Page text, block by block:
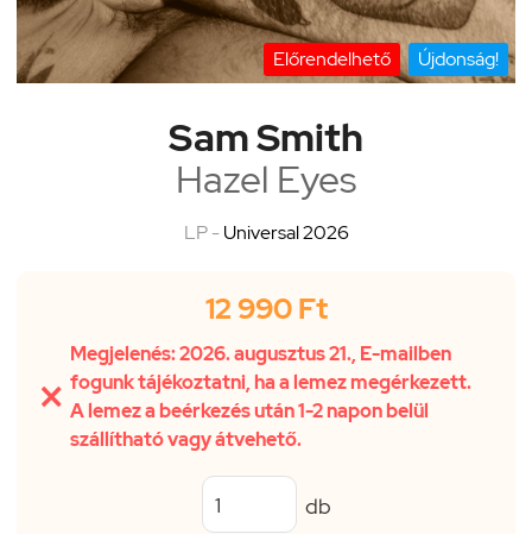
Előrendelhető Újdonság!
Sam Smith
Hazel Eyes
LP -Universal 2026
12 990 Ft

Megjelenés: 2026. augusztus 21., E-mailben
fogunk tájékoztatni, ha a lemez megérkezett.
A lemez a beérkezés után 1-2 napon belül
szállítható vagy átvehető.
db